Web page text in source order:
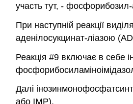
участь тут, - фосфорибозил-
При наступній реакції
аденілосукцинат-ліазою
Реакція #9 включає в себе
Далі
або IMP).